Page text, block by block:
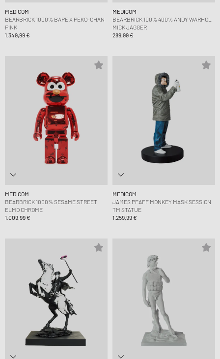
MEDICOM
BEARBRICK 1000% BAPE X PEKO-CHAN
PINK
1.349,99 €
MEDICOM
BEARBRICK 100% 400% ANDY WARHOL
MICK JAGGER
289,99 €
MEDICOM
BEARBRICK 1000% SESAME STREET
ELMO CHROME
1.009,99 €
MEDICOM
JAMES PFAFF MONKEY MASK SESSION
TM STATUE
1.259,99 €